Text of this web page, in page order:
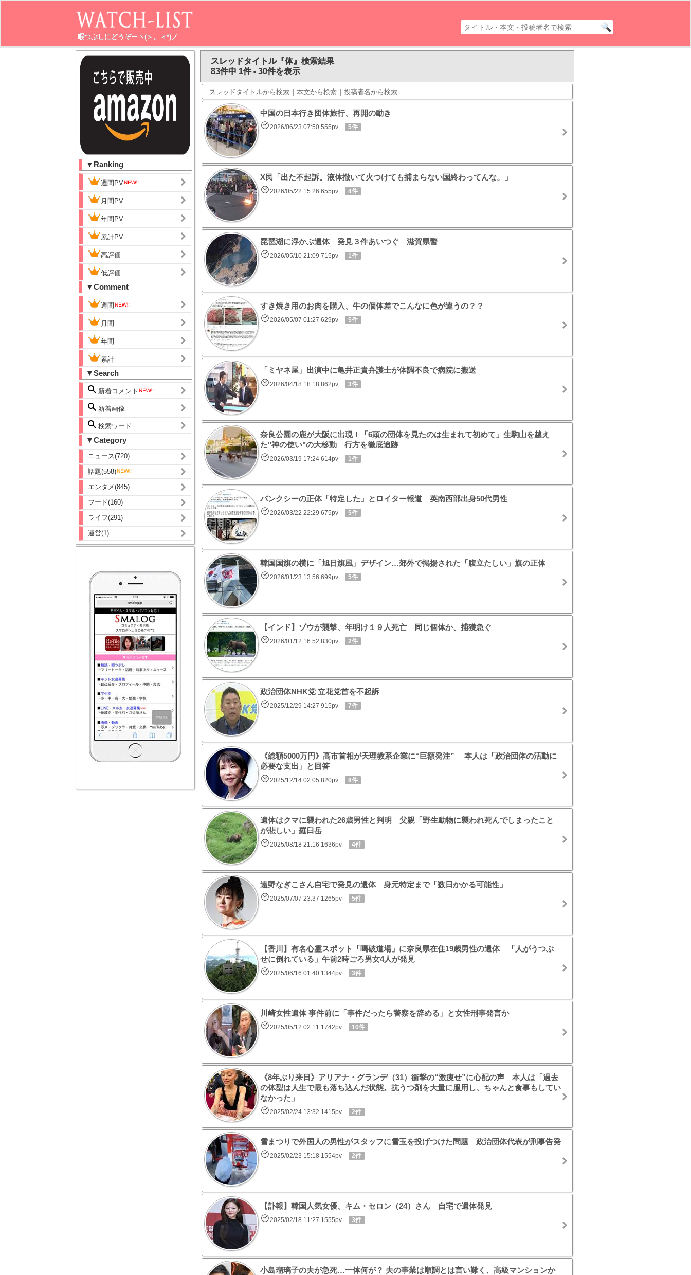
暇つぶしにどうぞーヽ(＞。＜*)ノ
▼Ranking
週間PV
月間PV
年間PV
累計PV
高評価
低評価
▼Comment
週間
月間
年間
累計
▼Search
新着コメント
新着画像
検索ワード
▼Category
ニュース(720)
話題(558)
エンタメ(845)
フード(160)
ライフ(291)
運営(1)
スレッドタイトル『体』検索結果
83件中 1件 - 30件を表示
スレッドタイトルから検索 | 本文から検索 | 投稿者名から検索
中国の日本行き団体旅行、再開の動き
2026/06/23 07:50 555pv 5件
X民「出た不起訴。液体撒いて火つけても捕まらない国終わってんな。」
2026/05/22 15:26 655pv 4件
琵琶湖に浮かぶ遺体 発見３件あいつぐ 滋賀県警
2026/05/10 21:09 715pv 1件
すき焼き用のお肉を購入、牛の個体差でこんなに色が違うの？？
2026/05/07 01:27 629pv 5件
「ミヤネ屋」出演中に亀井正貴弁護士が体調不良で病院に搬送
2026/04/18 18:18 862pv 3件
奈良公園の鹿が大阪に出現！「6頭の団体を見たのは生まれて初めて」生駒山を越え
た"神の使い"の大移動 行方を徹底追跡
2026/03/19 17:24 614pv 1件
バンクシーの正体「特定した」とロイター報道 英南西部出身50代男性
2026/03/22 22:29 675pv 5件
韓国国旗の横に「旭日旗風」デザイン…郊外で掲揚された「腹立たしい」旗の正体
2026/01/23 13:56 699pv 5件
【インド】ゾウが襲撃、年明け１９人死亡 同じ個体か、捕獲急ぐ
2026/01/12 16:52 830pv 2件
政治団体NHK党 立花党首を不起訴
2025/12/29 14:27 915pv 7件
《総額5000万円》高市首相が天理教系企業に“巨額発注” 本人は「政治団体の活動に
必要な支出」と回答
2025/12/14 02:05 820pv 8件
遺体はクマに襲われた26歳男性と判明 父親「野生動物に襲われ死んでしまったこと
が悲しい」羅臼岳
2025/08/18 21:16 1636pv 4件
遠野なぎこさん自宅で発見の遺体 身元特定まで「数日かかる可能性」
2025/07/07 23:37 1265pv 5件
【香川】有名心霊スポット「喝破道場」に奈良県在住19歳男性の遺体 「人がうつぶ
せに倒れている」午前2時ごろ男女4人が発見
2025/06/16 01:40 1344pv 3件
川崎女性遺体 事件前に「事件だったら警察を辞める」と女性刑事発言か
2025/05/12 02:11 1742pv 10件
《8年ぶり来日》アリアナ・グランデ（31）衝撃の“激痩せ”に心配の声 本人は「過去
の体型は人生で最も落ち込んだ状態。抗うつ剤を大量に服用し、ちゃんと食事もしてい
なかった」
2025/02/24 13:32 1415pv 2件
雪まつりで外国人の男性がスタッフに雪玉を投げつけた問題 政治団体代表が刑事告発
2025/02/23 15:18 1554pv 2件
【訃報】韓国人気女優、キム・セロン（24）さん 自宅で遺体発見
2025/02/18 11:27 1555pv 3件
小島瑠璃子の夫が急死…一体何が？ 夫の事業は順調とは言い難く、高級マンションか